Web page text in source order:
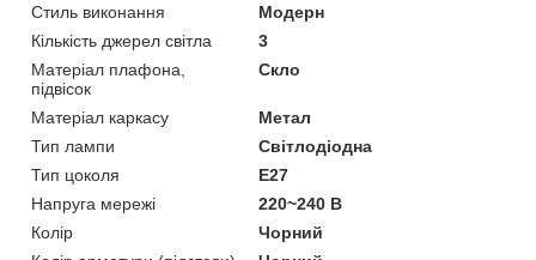
Стиль виконання
Модерн
Кількість джерел світла
3
Матеріал плафона,
підвісок
Скло
Матеріал каркасу
Метал
Тип лампи
Світлодіодна
Тип цоколя
E27
Напруга мережі
220~240 В
Колір
Чорний